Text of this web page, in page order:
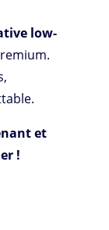
low-
et
!